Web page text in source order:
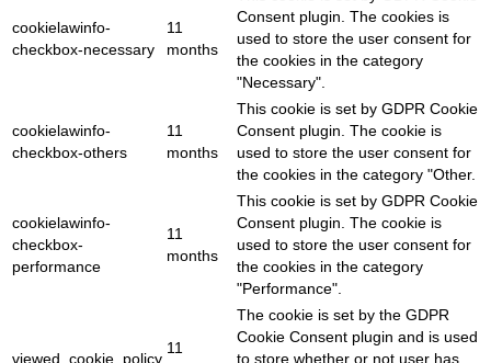
cookielawinfo-
checkbox-necessary
11
months
Consent plugin. The cookies is
used to store the user consent for
the cookies in the category
"Necessary".
cookielawinfo-
checkbox-others
11
months
This cookie is set by GDPR Cookie
Consent plugin. The cookie is
used to store the user consent for
the cookies in the category "Other.
cookielawinfo-
checkbox-
performance
11
months
This cookie is set by GDPR Cookie
Consent plugin. The cookie is
used to store the user consent for
the cookies in the category
"Performance".
viewed_cookie_policy
11
The cookie is set by the GDPR
Cookie Consent plugin and is used
to store whether or not user has